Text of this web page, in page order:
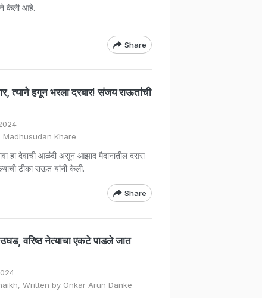
केली आहे.
Share
त्याने हगून भरला दरबार! संजय राऊतांची
Khare
हा देवाची आळंदी असून आझाद मैदानातील दसरा
टीका राऊत यांनी केली.
Share
वरिष्ठ नेत्याचा एकटे पाडले जात
Written by Onkar Arun Danke